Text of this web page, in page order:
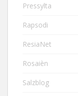
Pressylta
Rapsodi
ResiaNet
Rosaièn
Salzblog